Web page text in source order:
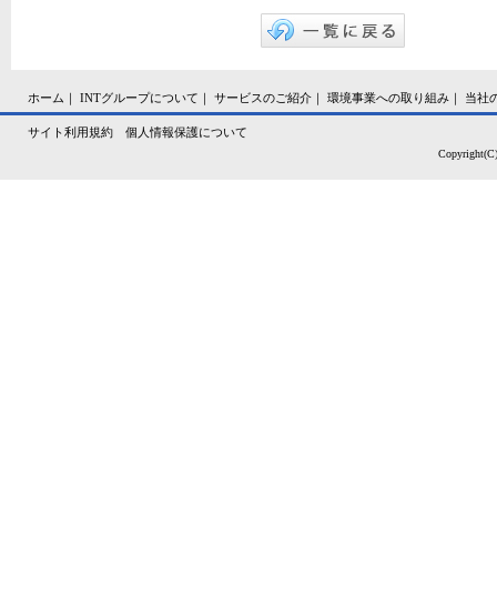
ホーム ｜ INTグループについて ｜ サービスのご紹介 ｜ 環境事業への取り組み ｜ 当社
サイト利用規約 個人情報保護について